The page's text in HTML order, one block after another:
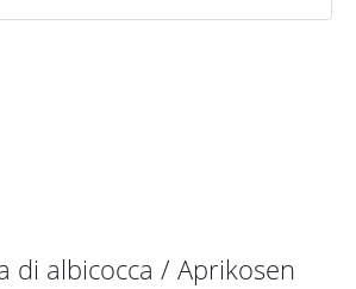
di albicocca / Aprikosen